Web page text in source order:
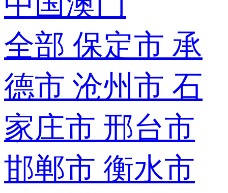
全部 保定市 承
德市 沧州市 石
家庄市 邢台市
邯郸市 衡水市